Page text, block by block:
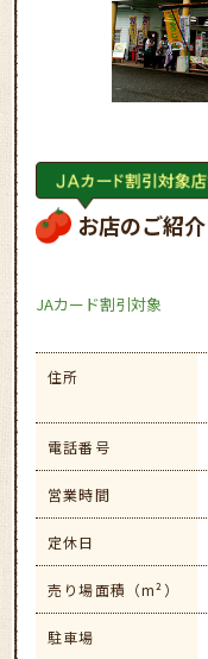
お店のご紹介
JAカード割引対象
住所
電話番号
営業時間
定休日
売り場面積（m²）
駐車場